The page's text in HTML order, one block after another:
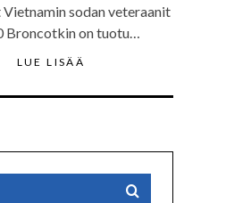
sodan veteraanit
Broncotkin on tuotu…
LUE LISÄÄ